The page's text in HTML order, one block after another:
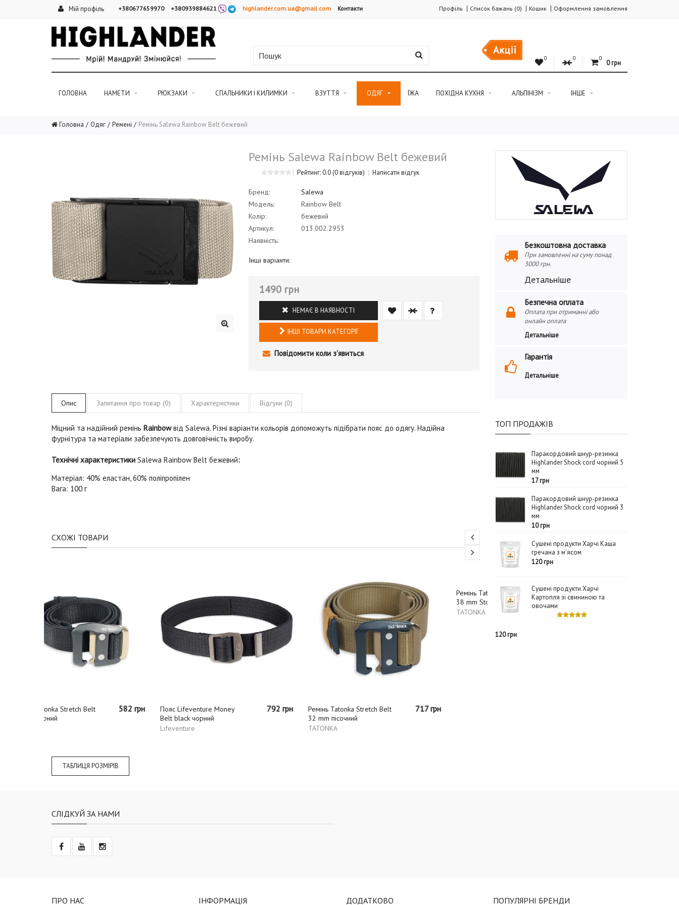
Мій профіль +380677659970 +380939884621 highlander.com.ua@gmail.com Контакти Профіль Список бажань (0) Кошик Оформлення замовлення
Акції
0 0 0
0 грн
ГОЛОВНА НАМЕТИ РЮКЗАКИ СПАЛЬНИКИ І КИЛИМКИ ВЗУТТЯ ОДЯГ ЇЖА ПОХІДНА КУХНЯ АЛЬПІНІЗМ ІНШЕ
Головна Одяг Ремені Ремінь Salewa Rainbow Belt бежевий
Ремінь Salewa Rainbow Belt бежевий
Рейтинг: 0.0(0 відгуків) Написати відгук
Бренд:
Salewa
Модель:
Rainbow Belt
Колір:
бежевий
Артикул:
013.002.2953
Наявність:
Інші варіанти:
1490 грн
НЕМАЄ В НАЯВНОСТІ
ІНШІ ТОВАРИ КАТЕГОРІЇ
Повідомити коли з'явиться
Опис Запитання про товар (0) Характеристики Відгуки (0)
Міцний та надійний ремінь Rainbowвід Salewa. Різні варіанти кольорів допоможуть підібрати пояс до одягу. Надійна
фурнітура та матеріали забезпечують довговічність виробу.
Технічні характеристики Salewa Rainbow Belt бежевий:
Матеріал: 40% еластан, 60% поліпропілен
Вага: 100 г
СХОЖІ ТОВАРИ
Пояс Lifeventure Money
Belt black чорний
792 грн
Ремінь Tatonka Stretch Belt
32 mm пісочний
717 грн
Ремінь Tatonka Stretch Belt
38 mm Stone Grey Olive
TATONKA
962 грн -40%
Ремінь Tatonka Quick
Release Stretch Belt 38mm
Azure блакитний
1529 грн
ТАБЛИЦЯ РОЗМІРІВ
Безкоштовна доставка
При замовленні на суму понад
3000 грн.
Детальніше
Безпечна оплата
Оплата при отриманні або
онлайн оплата
Детальніше
Гарантія
Детальніше
ТОП ПРОДАЖІВ
Паракордовий шнур-резинка
Highlander Shock cord чорний 5
мм
17 грн
Паракордовий шнур-резинка
Highlander Shock cord чорний 3
мм
10 грн
Сушені продукти Харчі Каша
гречана з м’ясом
120 грн
Сушені продукти Харчі
Картопля зі свининою та
овочами
120 грн
СЛІДКУЙ ЗА НАМИ
ПРО НАС ІНФОРМАЦІЯ ДОДАТКОВО ПОПУЛЯРНІ БРЕНДИ